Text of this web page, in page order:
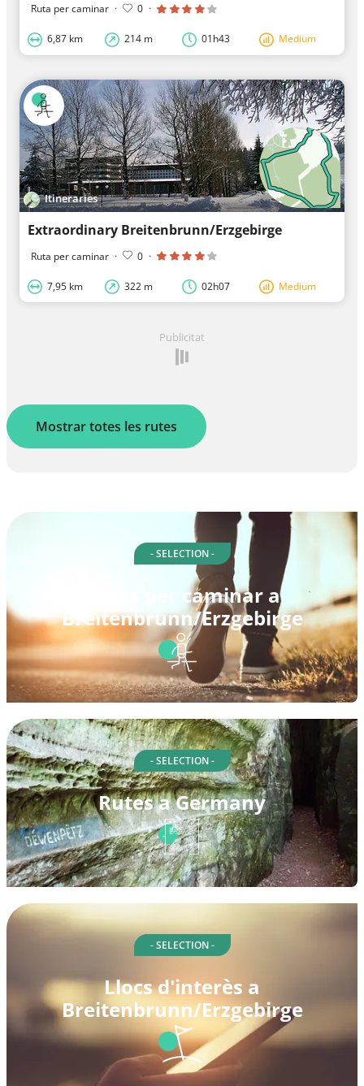
Ruta per caminar · 0 ·
6,87 km 214 m 01h43 Medium
Itineraries
Extraordinary Breitenbrunn/Erzgebirge
Ruta per caminar · 0 ·
7,95 km 322 m 02h07 Medium
Publicitat
Mostrar totes les rutes
- SELECTION -
Rutes per caminar a
Breitenbrunn/Erzgebirge
- SELECTION -
Rutes a Germany
- SELECTION -
Llocs d'interès a
Breitenbrunn/Erzgebirge